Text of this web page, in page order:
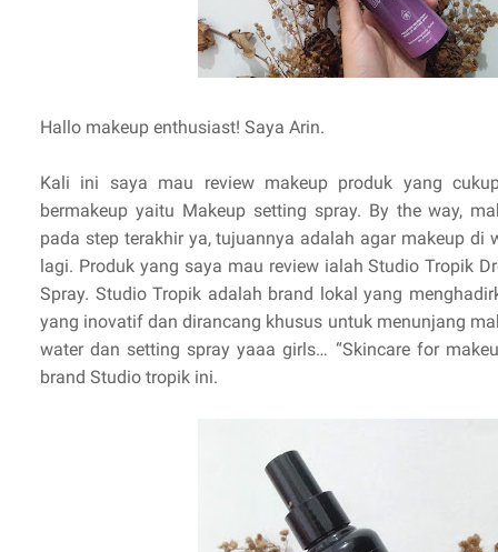
Hallo makeup enthusiast! Saya Arin.
Kali ini saya mau review makeup produk yang
bermakeup yaitu Makeup setting spray. By the way,
pada step terakhir ya, tujuannya adalah agar makeup di
lagi. Produk yang saya mau review ialah Studio Tropik
Spray. Studio Tropik adalah brand lokal yang
yang inovatif dan dirancang khusus untuk menunjang
water dan setting spray yaaa girls… “Skincare for
brand Studio tropik ini.